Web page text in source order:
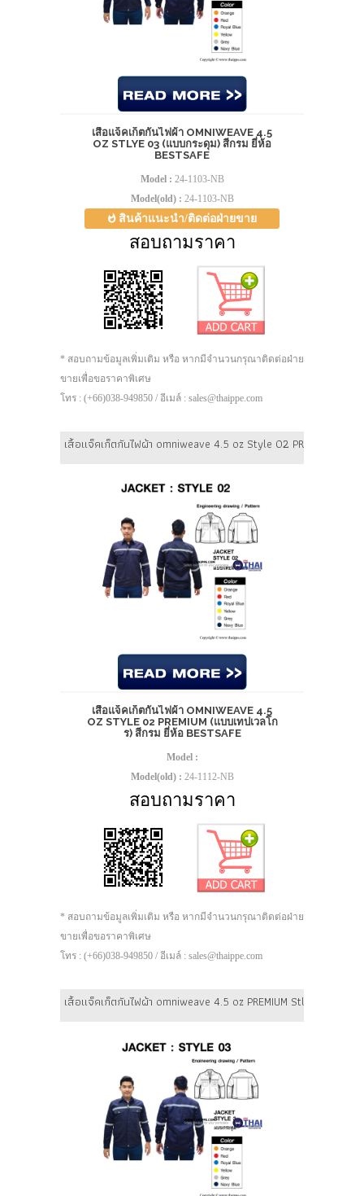
เสื้อแจ็คเก็ตกันไฟผ้า OMNIWEAVE 4.5
OZ STLYE 03 (แบบกระดุม) สีกรม ยี่ห้อ
BESTSAFE
Model : 24-1103-NB
Model(old) : 24-1103-NB
สินค้าแนะนำ/ติดต่อฝ่ายขาย
สอบถามราคา
* สอบถามข้อมูลเพิ่มเติม หรือ หากมีจำนวนกรุณาติดต่อฝ่าย
ขายเพื่อขอราคาพิเศษ
โทร : (+66)038-949850 / อีเมล์ : sales@thaippe.com
เสื้อแจ็คเก็ตกันไฟผ้า omniweave 4.5 oz Style 02 PREMIUM (แบ
เสื้อแจ็คเก็ตกันไฟผ้า OMNIWEAVE 4.5
OZ STYLE 02 PREMIUM (แบบเทปเวลโก
ร) สีกรม ยี่ห้อ BESTSAFE
Model :
Model(old) : 24-1112-NB
สอบถามราคา
* สอบถามข้อมูลเพิ่มเติม หรือ หากมีจำนวนกรุณาติดต่อฝ่าย
ขายเพื่อขอราคาพิเศษ
โทร : (+66)038-949850 / อีเมล์ : sales@thaippe.com
เสื้อแจ็คเก็ตกันไฟผ้า omniweave 4.5 oz PREMIUM Stlye 03 (แบ